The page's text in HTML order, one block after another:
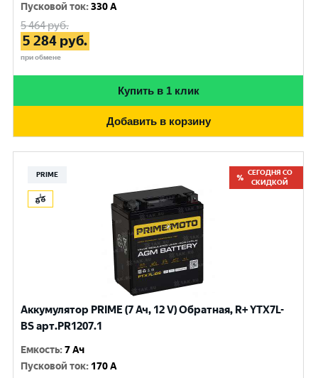
Пусковой ток:330 A
5 464руб.
5 284 руб.
при обмене
Купить в 1 клик
Добавить в корзину
PRIME
СЕГОДНЯ СО
СКИДКОЙ
Аккумулятор PRIME (7 Ач, 12 V) Обратная, R+ YTX7L-
BS арт.PR1207.1
Емкость:7 Ач
Пусковой ток: 170 A